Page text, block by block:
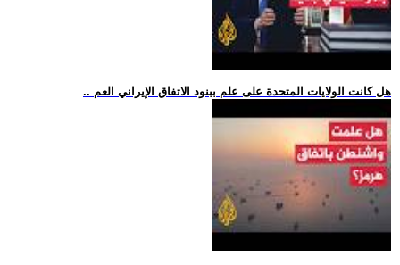
.. هل كانت الولايات المتحدة على علم ببنود الاتفاق الإيراني العم